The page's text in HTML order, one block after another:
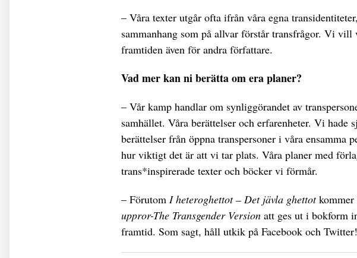
– Våra texter utgår ofta ifrån våra egna
sammanhang som på allvar förstår transfrågor. Vi vill
framtiden även för andra författare.
Vad mer kan ni berätta om era planer?
– Vår kamp handlar om synliggörandet av
samhället. Våra berättelser och erfarenheter. Vi hade
berättelser från öppna transpersoner i våra ensamma
hur viktigt det är att vi tar plats. Våra planer med
trans*inspirerade texter och böcker vi förmår.
– Förutom I heteroghettot – Det jävla ghettotkommer
uppror-The Transgender Version att ges ut i bokform
framtid. Som sagt, håll utkik på Facebook och Twitter!